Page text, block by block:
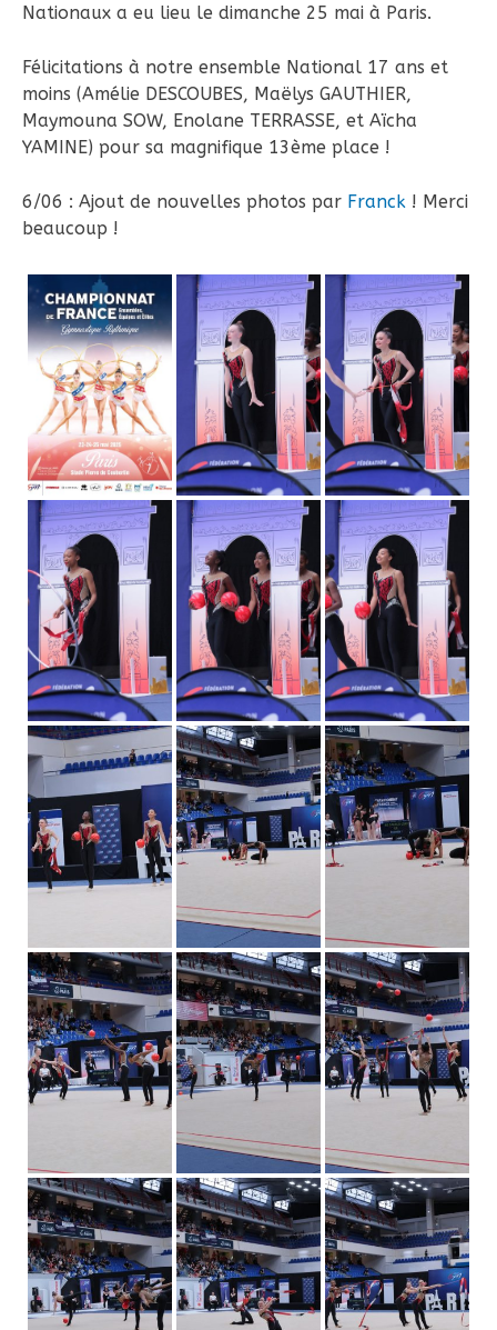
Nationaux a eu lieu le dimanche 25 mai à Paris.
Félicitations à notre ensemble National 17 ans et
moins (Amélie DESCOUBES, Maëlys GAUTHIER,
Maymouna SOW, Enolane TERRASSE, et Aïcha
YAMINE) pour sa magnifique 13ème place !
6/06 : Ajout de nouvelles photos par Franck ! Merci
beaucoup !